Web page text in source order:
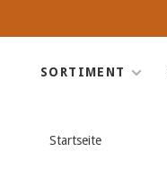
SORTIMENT
Startseite